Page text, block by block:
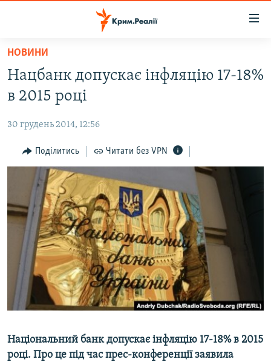
Перейти
основного
матеріалу
до
навігації
Перейти
пошуку
НОВИНИ
ВОДА.КРИМ
ВІДЕО ТА ФОТО
ПОЛІТИКА
БЛОГИ
ПОГЛЯД
ІНТЕРВ'Ю
ВСЕ ЗА ДЕНЬ
СПЕЦПРОЕКТИ
ДЕПОРТАЦІЯ
ВІДЕОУРОКИ «ELIFBE»
СВІДЧЕННЯ ОКУПАЦІЇ
ІНФОГРАФІКА
ЯК ОБІЙТИ БЛОКУВАННЯ
Русский
Qırımtatar
ДОЛУЧАЙСЯ!
НОВИНИ
Нацбанк допускає інфляцію 17-18%
в 2015 році
30 грудень 2014, 12:56
Поділитись Читати без VPN
Національний банк допускає інфляцію 17-18% в 2015
році. Про це під час прес-конференції заявила